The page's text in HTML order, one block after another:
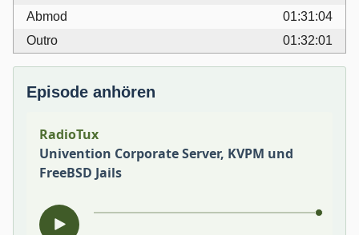
Abmod
01:31:04
Outro
01:32:01
Episode anhören